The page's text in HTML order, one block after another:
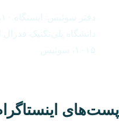
اینستاگرام